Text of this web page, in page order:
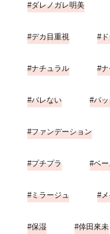
ダレノガレ明美
デカ目重視
ナチュラル
バレない パ
ファンデーション
プチプラ ベ
ミラージュ
保湿 倖田來未